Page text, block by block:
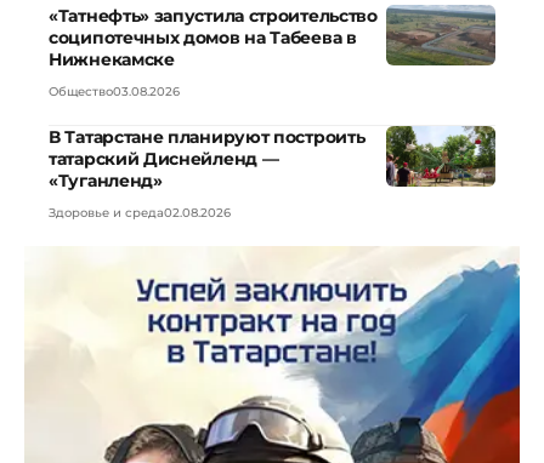
«Татнефть» запустила строительство
соципотечных домов на Табеева в
Нижнекамске
Общество03.08.2026
В Татарстане планируют построить
татарский Диснейленд —
«Туганленд»
Здоровье и среда02.08.2026